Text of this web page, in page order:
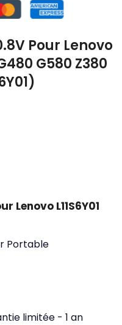
Pour Lenovo
G580 Z380
L11S6Y01
Portable
limitée - 1 an